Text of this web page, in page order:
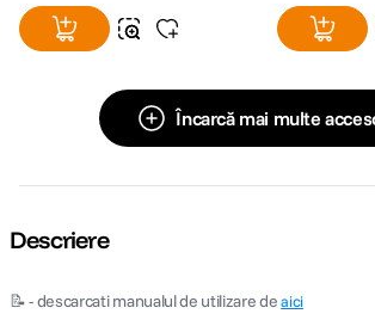
Încarcă mai multe
Descriere
📝 - descarcati manualul de utilizare deaici